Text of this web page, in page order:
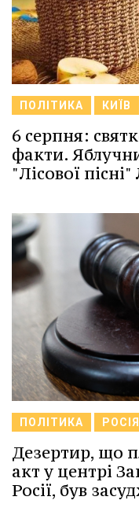
ПОЛІТИКА КИЇВ
6 серпня:
факти.
"Лісової
ПОЛІТИКА РОСІЯ
Дезертир, що
акт у центрі
Росії, був